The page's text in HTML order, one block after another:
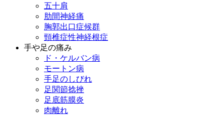
五十肩
肋間神経痛
胸郭出口症候群
頸椎症性神経根症
手や足の痛み
ド・ケルバン病
モートン病
手足のしびれ
足関節捻挫
足底筋膜炎
肉離れ